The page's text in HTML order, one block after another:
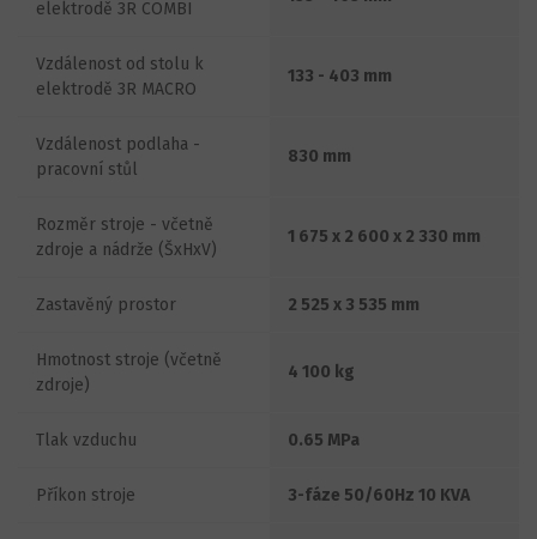
elektrodě 3R COMBI
Vzdálenost od stolu k
elektrodě 3R MACRO
133 - 403 mm
Vzdálenost podlaha -
pracovní stůl
830 mm
Rozměr stroje - včetně
zdroje a nádrže (ŠxHxV)
1 675 x 2 600 x 2 330 mm
Zastavěný prostor 2 525 x 3 535 mm
Hmotnost stroje (včetně
zdroje)
4 100 kg
Tlak vzduchu 0.65 MPa
Příkon stroje 3-fáze 50/60Hz 10 KVA